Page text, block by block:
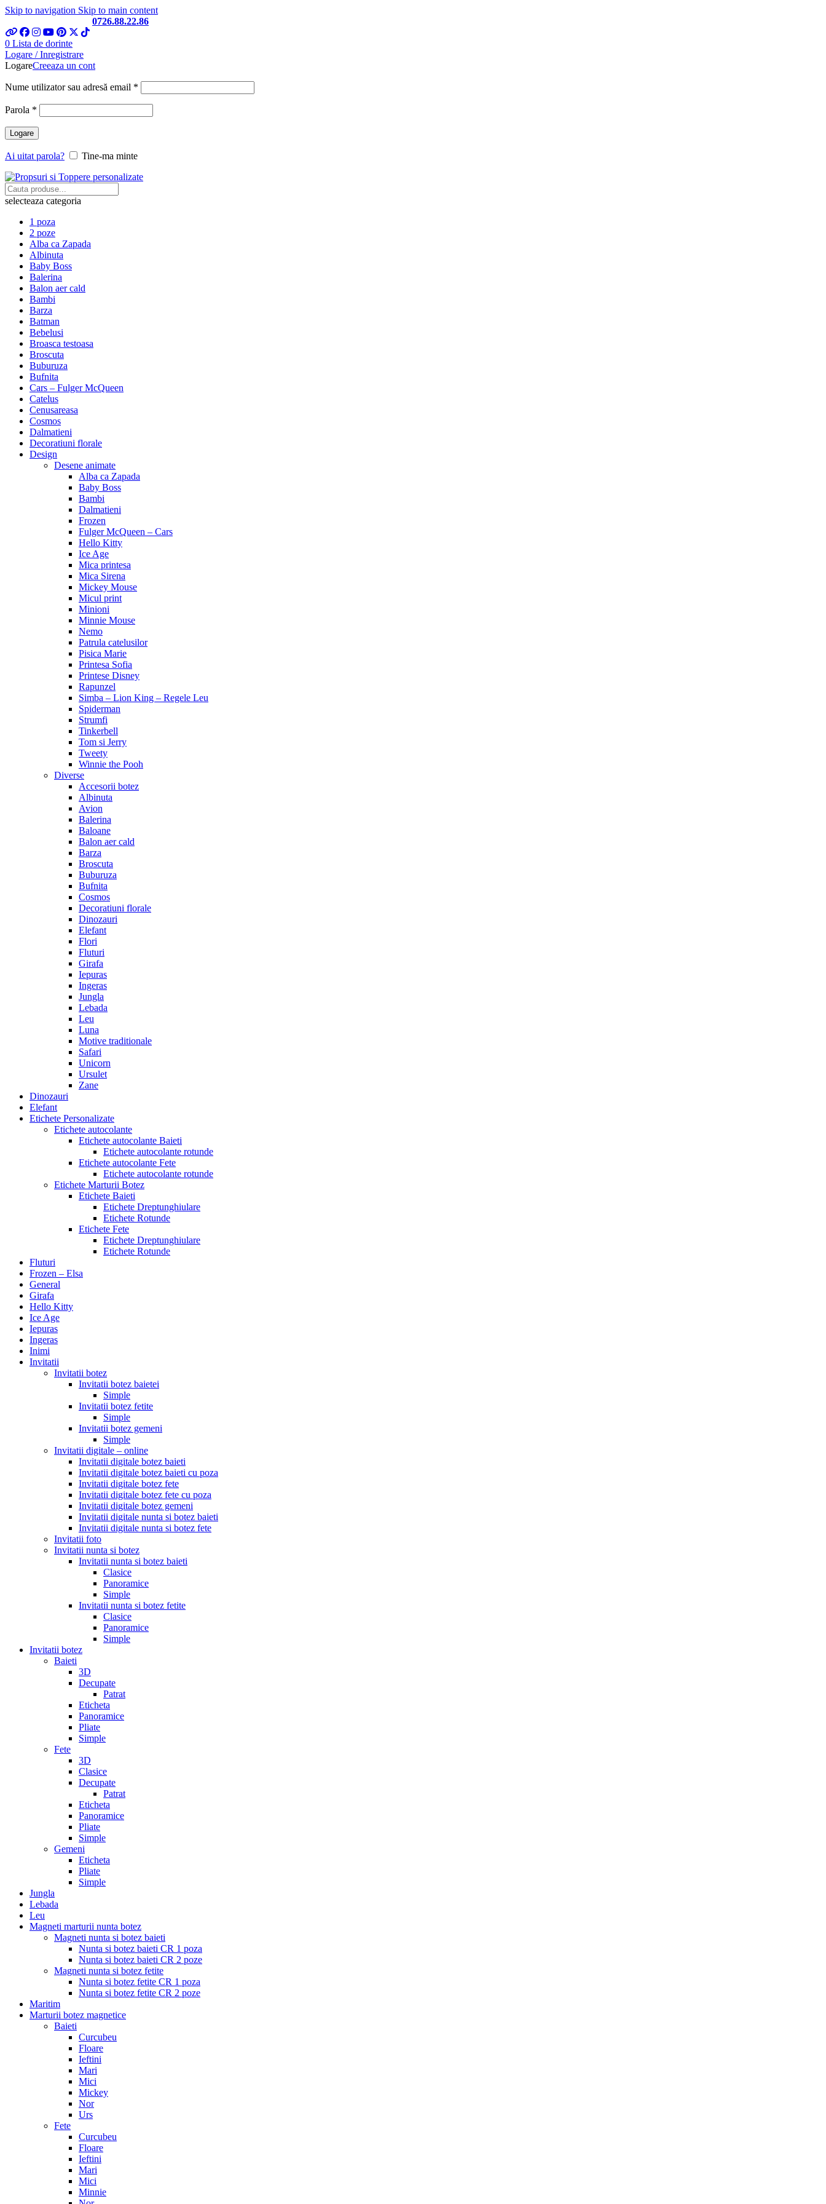
Skip to navigation Skip to main content
0726.88.22.86
0 Lista de dorinte
Logare / Inregistrare
LogareCreeaza un cont
Nume utilizator sau adresă email *
Parola *
Logare
Ai uitat parola? Tine-ma minte
selecteaza categoria
1 poza
2 poze
Alba ca Zapada
Albinuta
Baby Boss
Balerina
Balon aer cald
Bambi
Barza
Batman
Bebelusi
Broasca testoasa
Broscuta
Buburuza
Bufnita
Cars – Fulger McQueen
Catelus
Cenusareasa
Cosmos
Dalmatieni
Decoratiuni florale
Design
Desene animate
Alba ca Zapada
Baby Boss
Bambi
Dalmatieni
Frozen
Fulger McQueen – Cars
Hello Kitty
Ice Age
Mica printesa
Mica Sirena
Mickey Mouse
Micul print
Minioni
Minnie Mouse
Nemo
Patrula catelusilor
Pisica Marie
Printesa Sofia
Printese Disney
Rapunzel
Simba – Lion King – Regele Leu
Spiderman
Strumfi
Tinkerbell
Tom si Jerry
Tweety
Winnie the Pooh
Diverse
Accesorii botez
Albinuta
Avion
Balerina
Baloane
Balon aer cald
Barza
Broscuta
Buburuza
Bufnita
Cosmos
Decoratiuni florale
Dinozauri
Elefant
Flori
Fluturi
Girafa
Iepuras
Ingeras
Jungla
Lebada
Leu
Luna
Motive traditionale
Safari
Unicorn
Ursulet
Zane
Dinozauri
Elefant
Etichete Personalizate
Etichete autocolante
Etichete autocolante Baieti
Etichete autocolante rotunde
Etichete autocolante Fete
Etichete autocolante rotunde
Etichete Marturii Botez
Etichete Baieti
Etichete Dreptunghiulare
Etichete Rotunde
Etichete Fete
Etichete Dreptunghiulare
Etichete Rotunde
Fluturi
Frozen – Elsa
General
Girafa
Hello Kitty
Ice Age
Iepuras
Ingeras
Inimi
Invitatii
Invitatii botez
Invitatii botez baietei
Simple
Invitatii botez fetite
Simple
Invitatii botez gemeni
Simple
Invitatii digitale – online
Invitatii digitale botez baieti
Invitatii digitale botez baieti cu poza
Invitatii digitale botez fete
Invitatii digitale botez fete cu poza
Invitatii digitale botez gemeni
Invitatii digitale nunta si botez baieti
Invitatii digitale nunta si botez fete
Invitatii foto
Invitatii nunta si botez
Invitatii nunta si botez baieti
Clasice
Panoramice
Simple
Invitatii nunta si botez fetite
Clasice
Panoramice
Simple
Invitatii botez
Baieti
3D
Decupate
Patrat
Eticheta
Panoramice
Pliate
Simple
Fete
3D
Clasice
Decupate
Patrat
Eticheta
Panoramice
Pliate
Simple
Gemeni
Eticheta
Pliate
Simple
Jungla
Lebada
Leu
Magneti marturii nunta botez
Magneti nunta si botez baieti
Nunta si botez baieti CR 1 poza
Nunta si botez baieti CR 2 poze
Magneti nunta si botez fetite
Nunta si botez fetite CR 1 poza
Nunta si botez fetite CR 2 poze
Maritim
Marturii botez magnetice
Baieti
Curcubeu
Floare
Ieftini
Mari
Mici
Mickey
Nor
Urs
Fete
Curcubeu
Floare
Ieftini
Mari
Mici
Minnie